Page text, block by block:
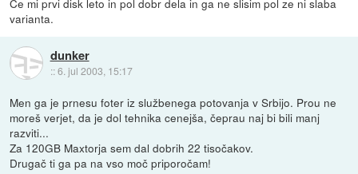
Ce mi prvi disk leto in pol dobr dela in ga ne slisim pol ze ni slaba
varianta.
dunker
::6. jul 2003, 15:17
Men ga je prnesu foter iz službenega potovanja v Srbijo. Prou ne
moreš verjet, da je dol tehnika cenejša, čeprau naj bi bili manj
razviti...
Za 120GB Maxtorja sem dal dobrih 22 tisočakov.
Drugač ti ga pa na vso moč priporočam!